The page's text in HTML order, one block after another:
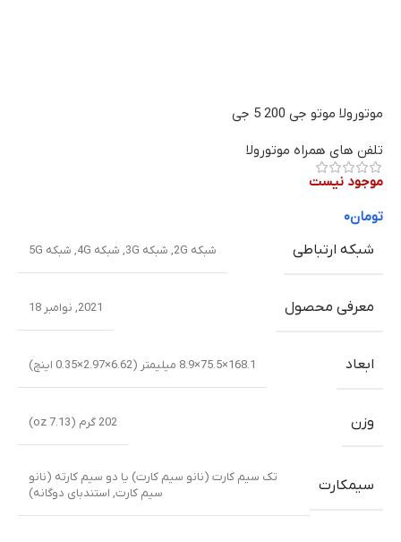
موتورولا موتو جی 200 5 جی
تلفن های همراه موتورولا
موجود نیست
تومان۰
شبکه ارتباطی
شبکه 2G , شبکه 3G , شبکه 4G , شبکه 5G
معرفی محصول 2021, نوامبر 18
ابعاد 168.1×75.5×8.9 میلیمتر (6.62×2.97×0.35 اینچ)
وزن 202 گرم (7.13 oz)
سیمکارت
تک سیم کارت (نانو سیم کارت) یا دو سیم کارته (نانو
سیم کارت, استندبای دوگانه)